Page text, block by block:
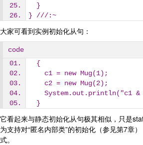
  }
} ///:~
大家可看到实例初始化从句：
code
  {
    c1 = new Mug(1);
    c2 = new Mug(2);
System.out.println("c1
  }
它看起来与静态初始化从句极其相似，只是
为支持对“匿名内部类”的初始化（参见第7章
式。